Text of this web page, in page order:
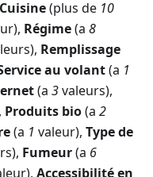
Cuisine(plus de 10
Régime(a 8
Remplissage
au volant(a 1
(a 3valeurs),
Produits bio(a 2
(a 1 valeur), Type de
Fumeur(a 6
Accessibilité en